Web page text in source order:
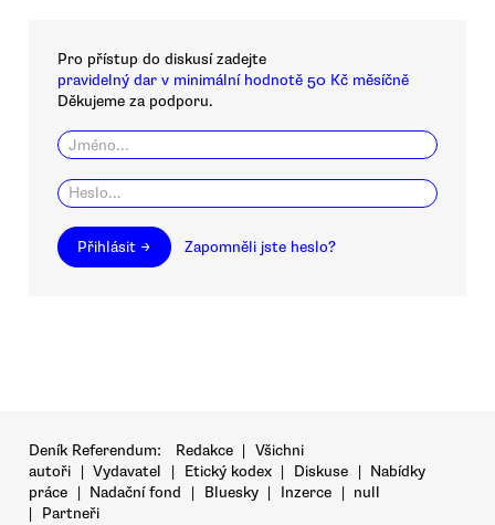
Pro přístup do diskusí zadejte
pravidelný dar v minimální hodnotě 50 Kč měsíčně
Děkujeme za podporu.
Přihlásit → Zapomněli jste heslo?
Deník Referendum: Redakce | Všichni
autoři | Vydavatel | Etický kodex | Diskuse | Nabídky
práce | Nadační fond | Bluesky | Inzerce | null
|
Partneři